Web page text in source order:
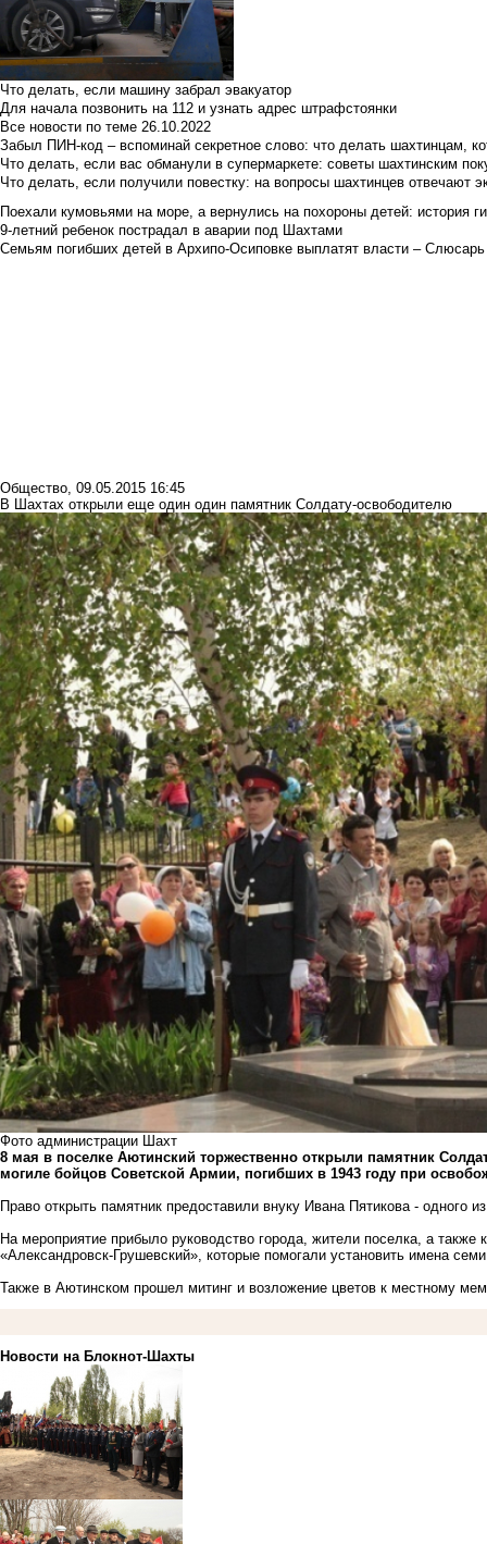
Что делать, если машину забрал эвакуатор
Для начала позвонить на 112 и узнать адрес штрафстоянки
Все новости по теме 26.10.2022
Забыл ПИН-код – вспоминай секретное слово: что делать шахтинцам,
Что делать, если вас обманули в супермаркете: советы шахтинским
Что делать, если получили повестку: на вопросы шахтинцев отвечают
Поехали кумовьями на море, а вернулись на похороны детей: история
9-летний ребенок пострадал в аварии под Шахтами
Семьям погибших детей в Архипо-Осиповке выплатят власти – Слюсарь
Общество, 09.05.2015 16:45
В Шахтах открыли еще один один памятник Солдату-освободителю
Фото администрации Шахт
8 мая в поселке Аютинский торжественно открыли памятник
могиле бойцов Советской Армии, погибших в 1943 году при
Право открыть памятник предоставили внуку Ивана Пятикова - одного
На мероприятие прибыло руководство города, жители поселка, а
«Александровск-Грушевский», которые помогали установить имена
Также в Аютинском прошел митинг и возложение цветов к местному
Новости на Блoкнoт-Шахты